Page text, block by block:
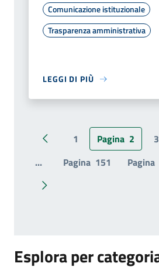
Comunicazione istituzionale
Trasparenza amministrativa
LEGGI DI PIÙ
Pagina precedente
1 Pagina 2 3
...
Pagina 151 Pagina
Pagina successiva
Esplora per